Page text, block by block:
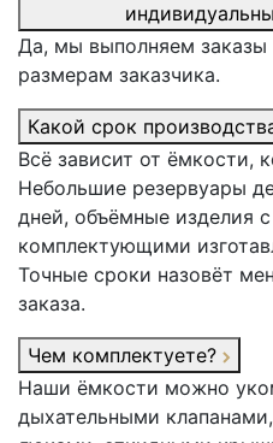
Да, мы выполняем
размерам заказчика.
Какой срок
Всё зависит от ёмкости,
Небольшие резервуары
дней, объёмные изделия
комплектующими
Точные сроки назовёт
заказа.
Чем комплектуете?
Наши ёмкости можно
дыхательными